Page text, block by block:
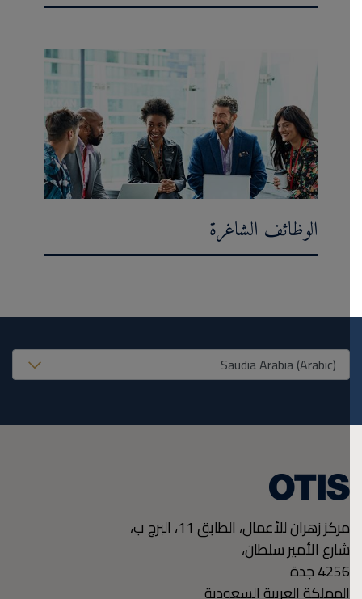
الوظائف الشاغرة
United States (EN)
مركز زهران للأعمال، الطابق 11، البرج ب،
شارع الأمير سلطان،
4256جدة
المملكة العربية السعودية